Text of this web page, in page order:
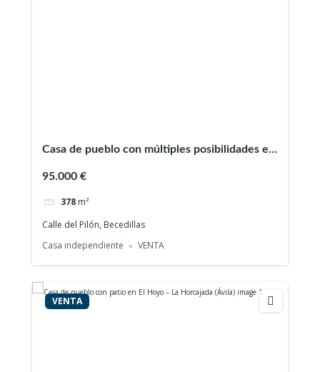
Casa de pueblo con múltiples posibilidades en
95.000 €
378 m²
Calle del Pilón, Becedillas
Casa independiente
VENTA
VENTA